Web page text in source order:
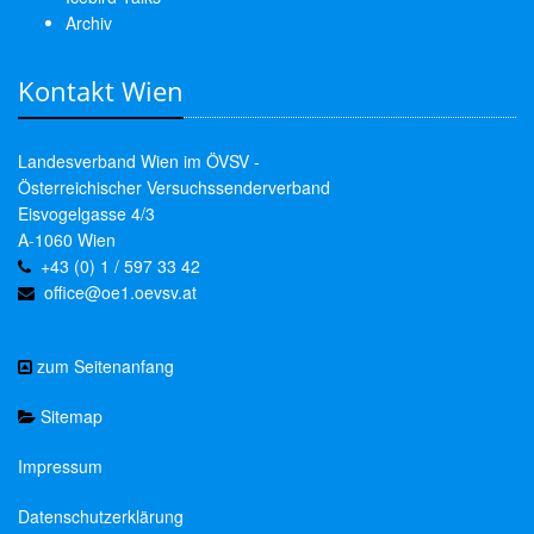
Archiv
Kontakt Wien
Landesverband Wien im ÖVSV -
Österreichischer Versuchssenderverband
Eisvogelgasse 4/3
A-1060 Wien
+43 (0) 1 / 597 33 42
office@oe1.oevsv.at
zum Seitenanfang
Sitemap
Impressum
Datenschutzerklärung